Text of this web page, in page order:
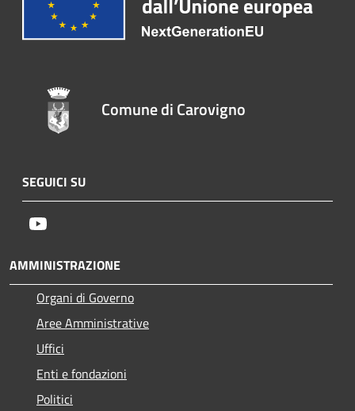
Comune di Carovigno
SEGUICI SU
AMMINISTRAZIONE
Organi di Governo
Aree Amministrative
Uffici
Enti e fondazioni
Politici